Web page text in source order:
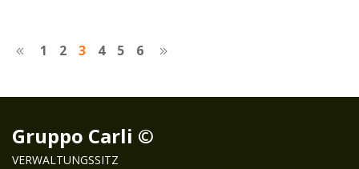
1 2 3 4 5 6
Gruppo Carli ©
VERWALTUNGSSITZ